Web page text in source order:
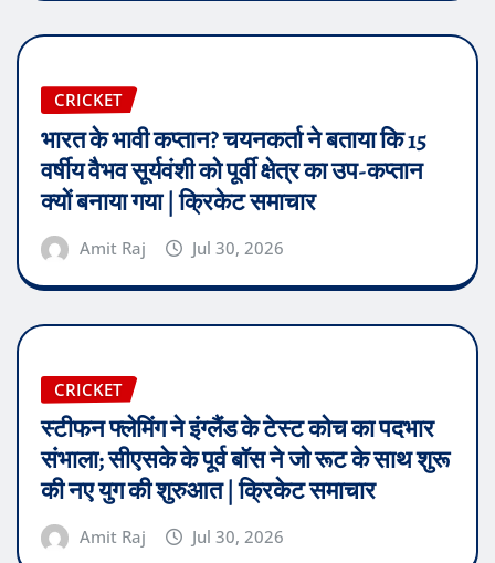
CRICKET
भारत के भावी कप्तान? चयनकर्ता ने बताया कि 15
वर्षीय वैभव सूर्यवंशी को पूर्वी क्षेत्र का उप-कप्तान
क्यों बनाया गया | क्रिकेट समाचार
Amit Raj Jul 30, 2026
CRICKET
स्टीफन फ्लेमिंग ने इंग्लैंड के टेस्ट कोच का पदभार
संभाला; सीएसके के पूर्व बॉस ने जो रूट के साथ शुरू
की नए युग की शुरुआत | क्रिकेट समाचार
Amit Raj Jul 30, 2026